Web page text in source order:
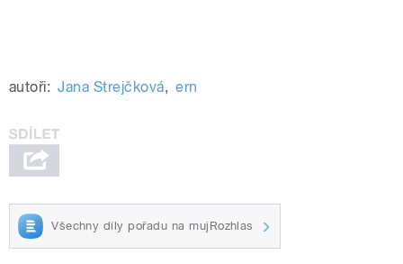
autoři: Jana Strejčková, ern
Všechny díly pořadu na mujRozhlas